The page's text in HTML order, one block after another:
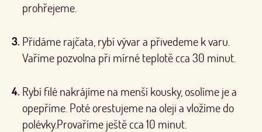
prohřejeme.
Přidáme rajčata, rybí vývar a přivedeme k varu.
Vaříme pozvolna při mírné teplotě cca 30 minut.
Rybí filé nakrájíme na menší kousky, osolíme je a
opepříme. Poté orestujeme na oleji a vložíme do
polévky.Provaříme ještě cca 10 minut.